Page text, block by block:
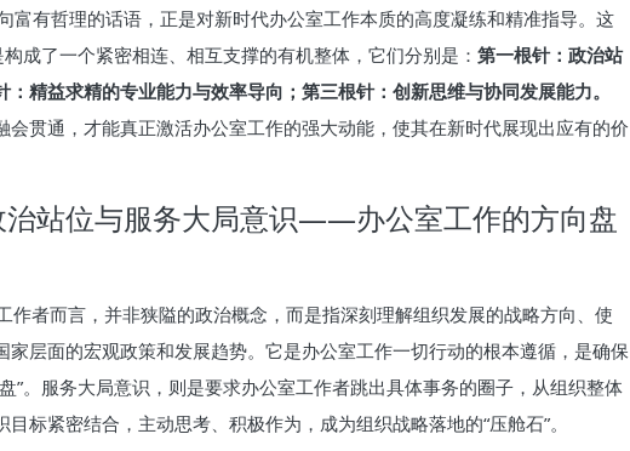
句富有哲理的话语，正是对新时代办公室工作本质的高度凝练和精准指导。这
成了一个紧密相连、相互支撑的有机整体，它们分别是： 第一根针：政治站
精益求精的专业能力与效率导向；第三根针：创新思维与协同发展能力。
会贯通，才能真正激活办公室工作的强大动能，使其在新时代展现出应有的价
治站位与服务大局意识——办公室工作的方向盘
作者而言，并非狭隘的政治概念，而是指深刻理解组织发展的战略方向、使
家层面的宏观政策和发展趋势。它是办公室工作一切行动的根本遵循，是确保
”。服务大局意识，则是要求办公室工作者跳出具体事务的圈子，从组织整体
标紧密结合，主动思考、积极作为，成为组织战略落地的“压舱石”。